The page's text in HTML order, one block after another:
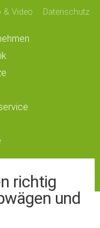
& Video Datenschutz
richtig
und